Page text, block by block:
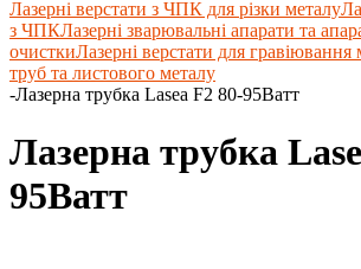
Лазерні верстати з ЧПК для різки металу
з ЧПКЛазерні зварювальні апарати та
очисткиЛазерні верстати для гравіювання
труб та листового металу
-Лазерна трубка Lasea F2 80-95Ватт
Лазерна трубка
95Ватт